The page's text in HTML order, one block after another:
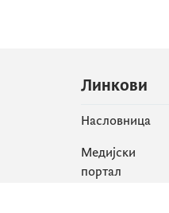
Линкови
Насловница
Медијски
портал